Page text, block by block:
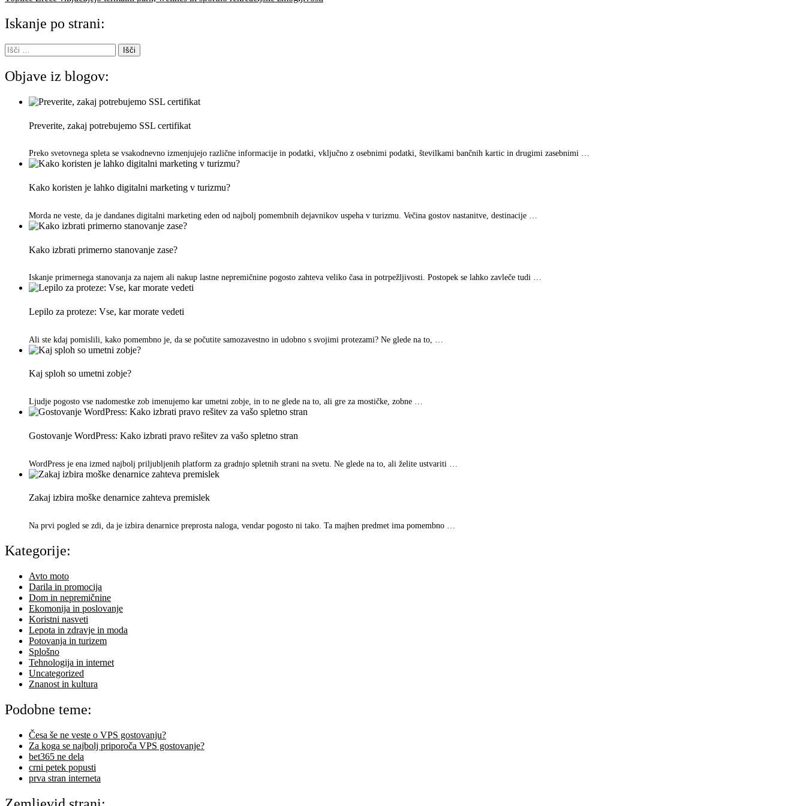
prispevka
Iskanje po strani:
Išči:
Objave iz blogov:
Preverite, zakaj potrebujemo SSL certifikat
Preko svetovnega spleta se vsakodnevno izmenjujejo različne informacije in podatki, vključno z osebnimi podatki, številkami bančnih kartic in drugimi zasebnimi …
Kako koristen je lahko digitalni marketing v turizmu?
Morda ne veste, da je dandanes digitalni marketing eden od najbolj pomembnih dejavnikov uspeha v turizmu. Večina gostov nastanitve, destinacije …
Kako izbrati primerno stanovanje zase?
Iskanje primernega stanovanja za najem ali nakup lastne nepremičnine pogosto zahteva veliko časa in potrpežljivosti. Postopek se lahko zavleče tudi …
Lepilo za proteze: Vse, kar morate vedeti
Ali ste kdaj pomislili, kako pomembno je, da se počutite samozavestno in udobno s svojimi protezami? Ne glede na to, …
Kaj sploh so umetni zobje?
Ljudje pogosto vse nadomestke zob imenujemo kar umetni zobje, in to ne glede na to, ali gre za mostičke, zobne …
Gostovanje WordPress: Kako izbrati pravo rešitev za vašo spletno stran
WordPress je ena izmed najbolj priljubljenih platform za gradnjo spletnih strani na svetu. Ne glede na to, ali želite ustvariti …
Zakaj izbira moške denarnice zahteva premislek
Na prvi pogled se zdi, da je izbira denarnice preprosta naloga, vendar pogosto ni tako. Ta majhen predmet ima pomembno …
Kategorije:
Avto moto
Darila in promocija
Dom in nepremičnine
Ekomonija in poslovanje
Koristni nasveti
Lepota in zdravje in moda
Potovanja in turizem
Splošno
Tehnologija in internet
Uncategorized
Znanost in kultura
Podobne teme:
Česa še ne veste o VPS gostovanju?
Za koga se najbolj priporoča VPS gostovanje?
bet365 ne dela
crni petek popusti
prva stran interneta